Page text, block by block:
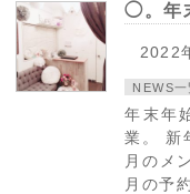
◯。年
2022
NEWS一
年末年
業。 新
月のメ
月の予